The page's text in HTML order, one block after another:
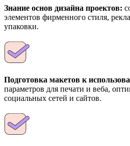
Знание основ дизайна проектов:
элементов фирменного стиля,
упаковки.
Подготовка макетов к
параметров для печати и веба,
социальных сетей и сайтов.